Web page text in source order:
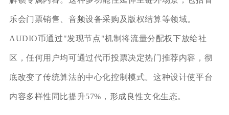
乐会门票销售、音频设备采购及版权结算等领域。
AUDIO币通过"发现节点"机制将流量分配权下放给社
区，任何用户均可通过代币投票决定热门推荐内容，彻
底改变了传统算法的中心化控制模式。这种设计使平台
内容多样性同比提升57%，形成良性文化生态。